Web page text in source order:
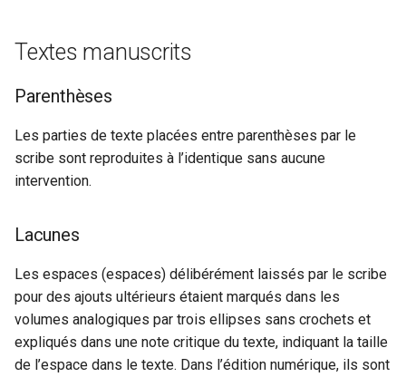
a
t
i
n
e
l
a
Nombres et chiffres
Ponctuation
Parties du texte omises
Répétitions
Lecture incertaine
Erreurs d’écriture, de
Omissions volontaires de
texte par l’éditeur
Traitement des
interventions éditoriales du
scribe
Lemme (Glossaire)
addSpan
adminInfo
altIdentifier
anchor
app
author
availability
back
Textes manuscrits
Parenthèses
Les parties de texte placées entre parenthèses par le
scribe sont reproduites à l’identique sans aucune
intervention.
Lacunes
Les espaces (espaces) délibérément laissés par le scribe
pour des ajouts ultérieurs étaient marqués dans les
volumes analogiques par trois ellipses sans crochets et
expliqués dans une note critique du texte, indiquant la taille
de l’espace dans le texte. Dans l’édition numérique, ils sont